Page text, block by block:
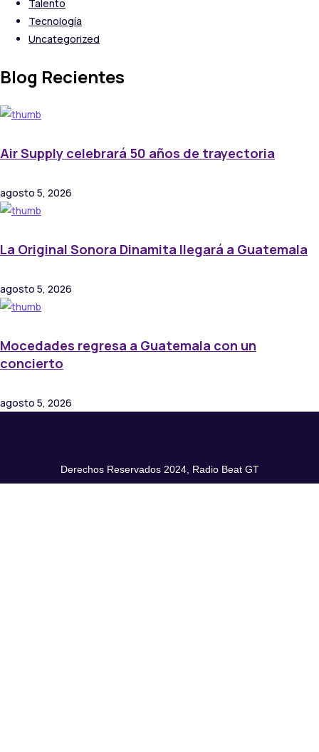
Talento
Tecnología
Uncategorized
Blog Recientes
Air Supply celebrará 50 años de trayectoria
agosto 5, 2026
La Original Sonora Dinamita llegará a Guatemala
agosto 5, 2026
Mocedades regresa a Guatemala con un
concierto
agosto 5, 2026
Derechos Reservados 2024, Radio Beat GT